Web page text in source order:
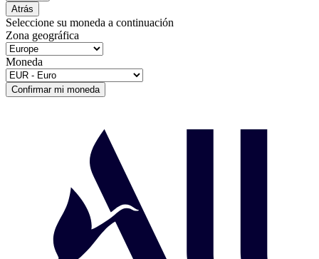
Atrás
Seleccione su moneda a continuación
Zona geográfica
Moneda
Confirmar mi moneda